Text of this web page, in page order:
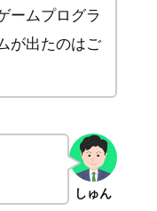
ームプログラ
が出たのはご
しゅん